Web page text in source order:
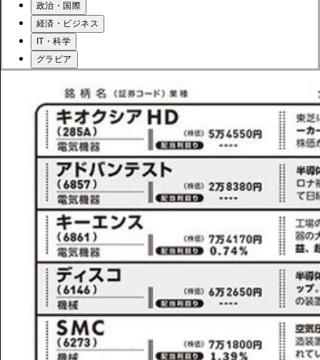
政治・国際
経済・ビジネス
IT・科学
グラビア